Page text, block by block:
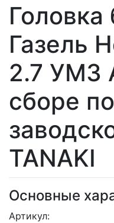
Головка
Газель
2.7 УМЗ
сборе
TANAKI
Основные
Артикул: